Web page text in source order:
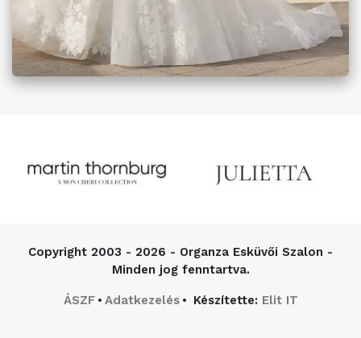
Copyright 2003 - 2026 - Organza Esküvői Szalon -
Minden jog fenntartva.
ÁSZF Adatkezelés Készítette: Elit IT